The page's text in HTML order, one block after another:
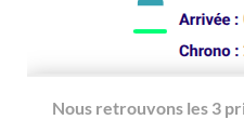
Nous retrouvons les 3